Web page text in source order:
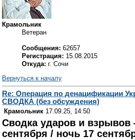
Крамольник
Ветеран
Сообщения: 62657
Регистрация: 15.08.2015
Откуда: г. Сочи
Вернуться к началу
Re: Операция по денацификации
СВОДКА (без обсуждения)
Крамольник 17.09.25, 14:50
Сводка ударов и взрывов
сентября / ночь 17